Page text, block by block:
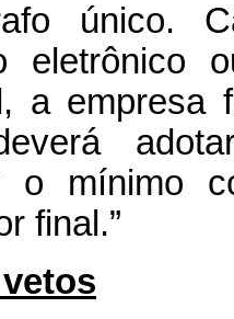
único.
eletrônico
a empresa
o mínimo
final.”